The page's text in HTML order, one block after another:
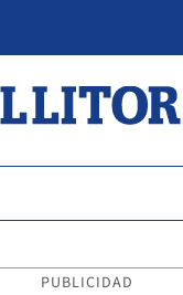
PUBLICIDAD